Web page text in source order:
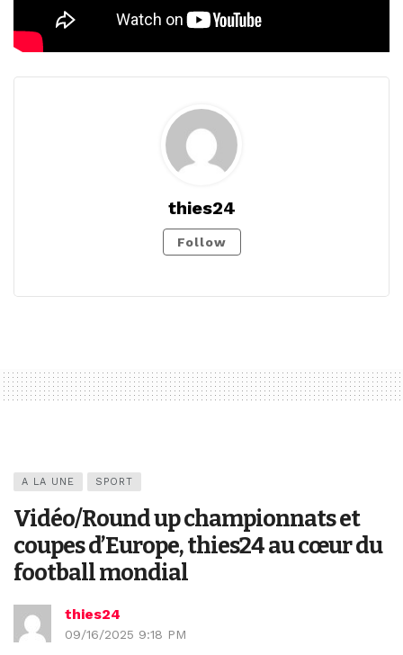
thies24
Follow
A LA UNE SPORT
Vidéo/Round up championnats et
coupes d’Europe, thies24 au cœur du
football mondial
thies24
09/16/2025 9:18 PM